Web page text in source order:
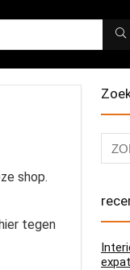
shop.
tegen